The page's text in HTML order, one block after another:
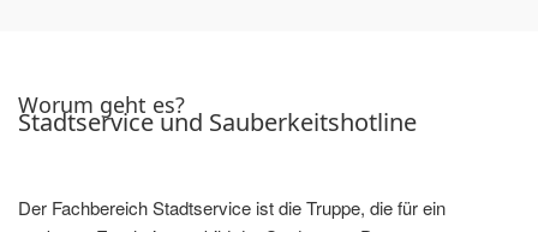
Worum geht es?
Stadtservice und Sauberkeitshotline
Der Fachbereich Stadtservice ist die Truppe, die für ein